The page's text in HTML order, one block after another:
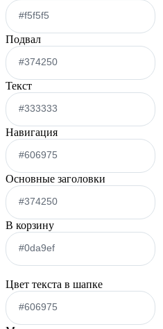
Подвал
Текст
Навигация
Основные заголовки
В корзину
Цвет текста в шапке